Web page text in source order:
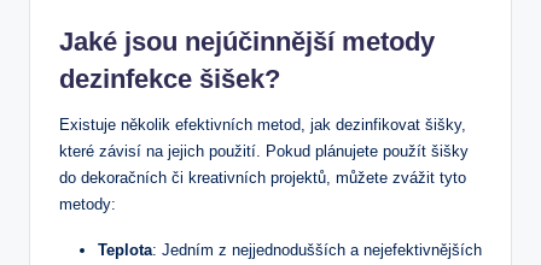
Jaké jsou nejúčinnější metody
dezinfekce šišek?
Existuje několik efektivních metod, jak dezinfikovat šišky,
které závisí na jejich použití. Pokud plánujete použít šišky
do dekoračních či kreativních projektů, můžete zvážit tyto
metody:
Teplota: Jedním z nejjednodušších a nejefektivnějších